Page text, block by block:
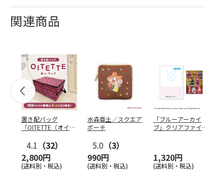
関連商品
置き配バッグ
「OITETTE（オイテ
4.1 （32）
2,800円
(送料別・税込)
水森亜土／スクエア
ポーチ
5.0 （3）
990円
(送料別・税込)
「ブルーアーカイ
ブ」クリアファイ
1,320円
(送料別・税込)